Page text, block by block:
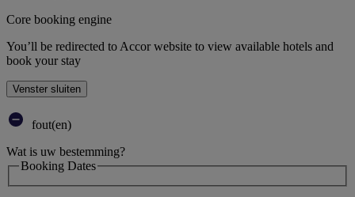
Core booking engine
You’ll be redirected to Accor website to view available hotels and
book your stay
Venster sluiten
fout(en)
Wat is uw bestemming?
Booking Dates